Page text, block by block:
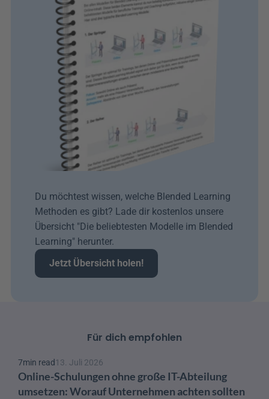
Du möchtest wissen, welche Blended Learning
Methoden es gibt? Lade dir kostenlos unsere
Übersicht "Die beliebtesten Modelle im Blended
Learning" herunter.
Jetzt Übersicht holen!
Für dich empfohlen
7min read13. Juli 2026
Online-Schulungen ohne große IT-Abteilung
umsetzen: Worauf Unternehmen achten sollten